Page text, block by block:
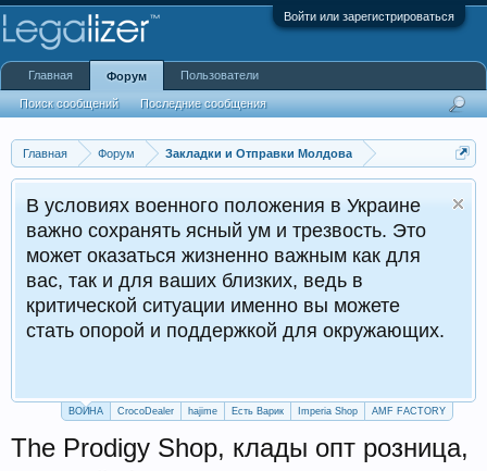
Войти или зарегистрироваться
Главная Форум Закладки и Отправки Молдова
В условиях военного положения в Украине
важно сохранять ясный ум и трезвость. Это
может оказаться жизненно важным как для
вас, так и для ваших близких, ведь в
критической ситуации именно вы можете
стать опорой и поддержкой для окружающих.
ВОЙНА CrocoDealer hajime Есть Варик Imperia Shop AMF FACTORY
The Prodigy Shop, клады опт розница,
Главная Форум
Поиск сообщений Последние сообщения
Пользователи